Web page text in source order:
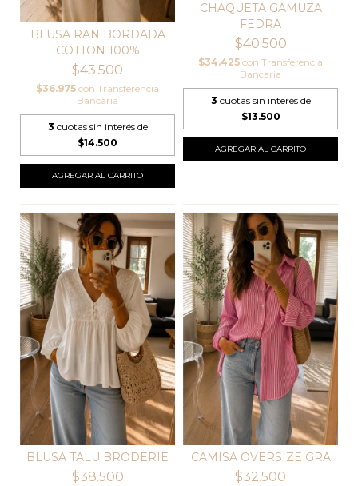
BLUSA RAN BORDADA
COTTON 100%
$43.500
$36.975 con Transferencia
Bancaria
3 cuotas sin interés de
$14.500
CHAQUETA GAMUZA
FEDRA
$40.500
$34.425 con Transferencia
Bancaria
3 cuotas sin interés de
$13.500
AGREGAR AL CARRITO
BLUSA TALU BRODERIE
$38.500
CAMISA OVERSIZE GRA
$32.500